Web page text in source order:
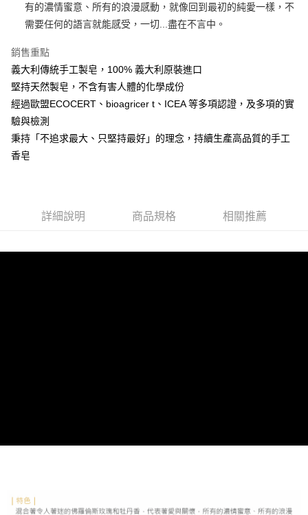
Google Pay
運送方式
非床墊商品，一般宅配
每筆NT$150，滿NT$2,000(含以上)免運費
付款後門市自取(待系統通知後才可取貨)
每筆NT$150，滿NT$1,399(含以上)免運費
有的濃情蜜意、所有的浪漫感動，就像回到最初的純愛一樣，不
需要任何的語言就能感受，一切...盡在不言中。
銷售重點
義大利傳統手工製皂，100% 義大利原裝進口
堅持天然製皂，不含有害人體的化學成份
經過歐盟ECOCERT、bioagricer t、ICEA 等多項認證，及多項的實
驗與檢測
秉持「不追求最大、只堅持最好」的理念，持續生產高品質的手工
香皂
詳細說明 商品規格 相關推薦